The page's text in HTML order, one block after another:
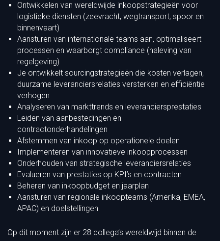
Ontwikkelen van wereldwijde inkoopstrategieën voor
logistieke diensten (zeevracht, wegtransport, spoor en
binnenvaart)
Aansturen van internationale teams aan, optimaliseert
processen en waarborgt compliance (naleving van
regelgeving)
Je ontwikkelt sourcingstrategieën die kosten verlagen,
duurzame leveranciersrelaties versterken en efficiëntie
verhogen
Analyseren van markttrends en leveranciersprestaties
Leiden van aanbestedingen en
contractonderhandelingen
Afstemmen van inkoop op operationele doelen
Implementeren van innovatieve inkoopprocessen
Onderhouden van strategische leveranciersrelaties
Evalueren van prestaties op KPI’s en contracten
Beheren van inkoopbudget en jaarplan
Aansturen van regionale inkoopteams (Amerika, EMEA,
APAC) en doelstellingen
Op dit moment zijn er 28 collega’s wereldwijd binnen de